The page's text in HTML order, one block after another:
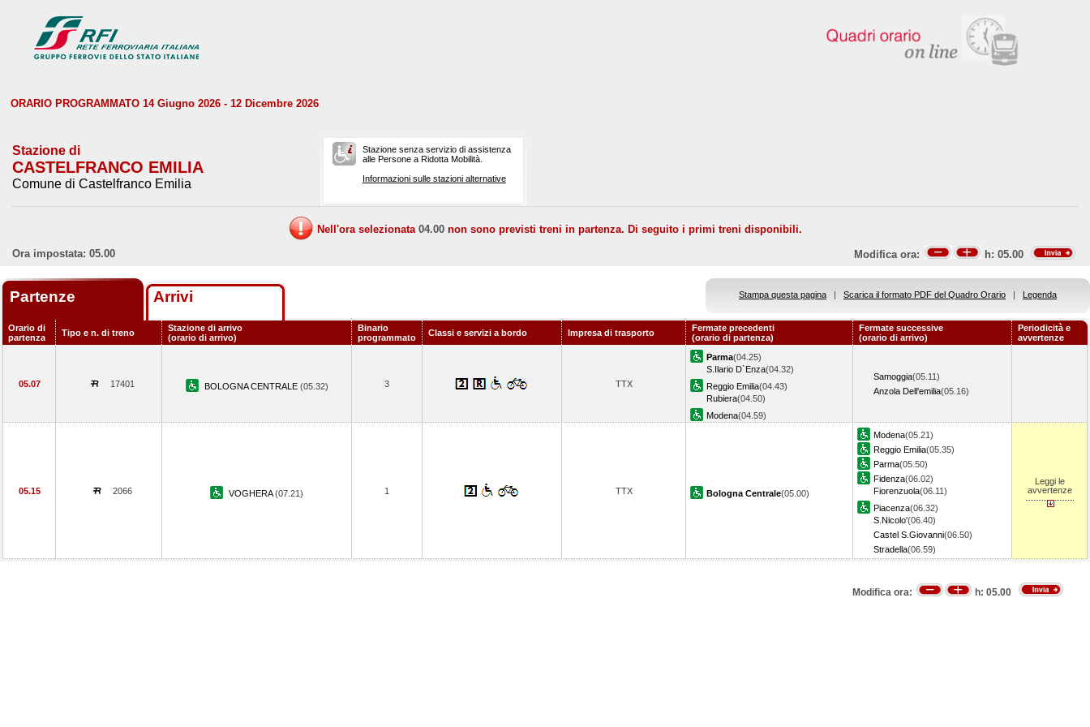
ORARIO PROGRAMMATO 14 Giugno 2026 - 12 Dicembre 2026
Stazione di
CASTELFRANCO EMILIA
Comune di Castelfranco Emilia
Stazione senza servizio di assistenza
alle Persone a Ridotta Mobilità.
Informazioni sulle stazioni alternative
Nell'ora selezionata 04.00 non sono previsti treni in partenza. Di seguito i primi treni disponibili.
Ora impostata: 05.00
Modifica ora: h: 05.00
Partenze Arrivi Stampa questa pagina | Scarica il formato PDF del Quadro Orario | Legenda
Orario di
partenza
Tipo e n. di treno
Stazione di arrivo
(orario di arrivo)
Binario
programmato
Classi e servizi a bordo Impresa di trasporto
Fermate precedenti
(orario di partenza)
Fermate successive
(orario di arrivo)
Periodicità e
avvertenze
05.07 17401 BOLOGNA CENTRALE (05.32) 3 TTX
Parma(04.25)
S.Ilario D`Enza(04.32)
Reggio Emilia(04.43)
Rubiera(04.50)
Modena(04.59)
Samoggia(05.11)
Anzola Dell'emilia(05.16)
05.15 2066 VOGHERA(07.21) 1 TTX Bologna Centrale(05.00)
Modena(05.21)
Reggio Emilia(05.35)
Parma(05.50)
Fidenza(06.02)
Fiorenzuola(06.11)
Piacenza(06.32)
S.Nicolo'(06.40)
Castel S.Giovanni(06.50)
Stradella(06.59)
Leggi le
avvertenze
Modifica ora: h: 05.00